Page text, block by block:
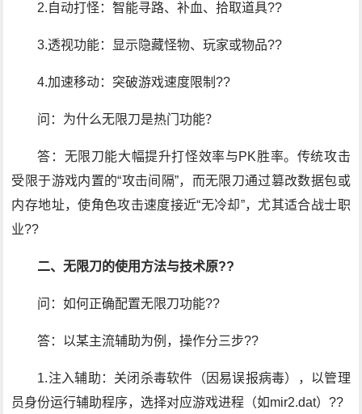
2.自动打怪：智能寻路、补血、拾取道具??
3.透视功能：显示隐藏怪物、玩家或物品??
4.加速移动：突破游戏速度限制??
问：为什么无限刀是热门功能？
答：无限刀能大幅提升打怪效率与PK胜率。传统攻击
受限于游戏内置的“攻击间隔”，而无限刀通过篡改数据包或
内存地址，使角色攻击速度接近“无冷却”，尤其适合战士职
业??
二、无限刀的使用方法与技术原??
问：如何正确配置无限刀功能??
答：以某主流辅助为例，操作分三步??
1.注入辅助：关闭杀毒软件（因易误报病毒），以管理
员身份运行辅助程序，选择对应游戏进程（如mir2.dat）??